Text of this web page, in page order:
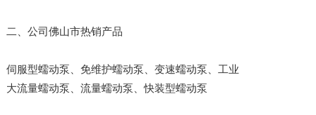
二、公司佛山市热销产品
伺服型蠕动泵、免维护蠕动泵、变速蠕动泵、工业
大流量蠕动泵、流量蠕动泵、快装型蠕动泵